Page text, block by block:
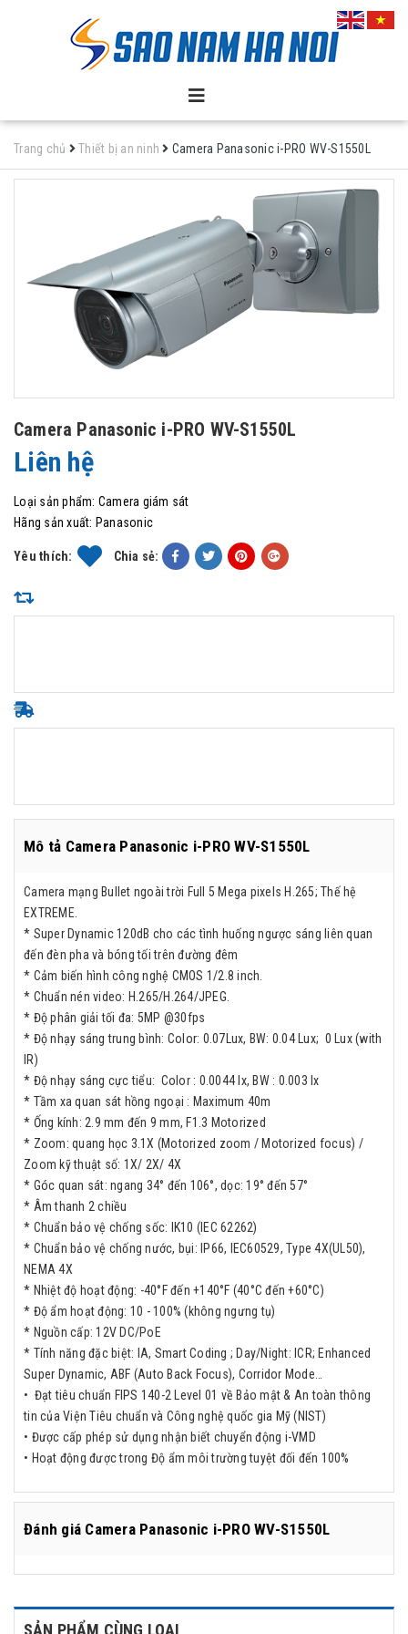
Trang chủ Thiết bị an ninh Camera Panasonic i-PRO WV-S1550L
Camera Panasonic i-PRO WV-S1550L
Liên hệ
Loại sản phẩm: Camera giám sát
Hãng sản xuất: Panasonic
Yêu thích: Chia sẻ:
Mô tả Camera Panasonic i-PRO WV-S1550L
Camera mạng Bullet ngoài trời Full 5 Mega pixels H.265; Thế hệ
EXTREME.
* Super Dynamic 120dB cho các tình huống ngược sáng liên quan
đến đèn pha và bóng tối trên đường đêm
* Cảm biến hình công nghệ CMOS 1/2.8 inch.
* Chuẩn nén video: H.265/H.264/JPEG.
* Độ phân giải tối đa: 5MP @30fps
* Độ nhạy sáng trung bình: Color: 0.07Lux, BW: 0.04 Lux; 0 Lux (with
IR)
* Độ nhạy sáng cực tiểu: Color : 0.0044 lx, BW : 0.003 lx
* Tầm xa quan sát hồng ngoại : Maximum 40m
* Ống kính: 2.9 mm đến 9 mm, F1.3 Motorized
* Zoom: quang học 3.1X (Motorized zoom / Motorized focus) /
Zoom kỹ thuật số: 1X/ 2X/ 4X
* Góc quan sát: ngang 34° đến 106°, dọc: 19° đến 57°
* Âm thanh 2 chiều
* Chuẩn bảo vệ chống sốc: IK10 (IEC 62262)
* Chuẩn bảo vệ chống nước, bụi: IP66, IEC60529, Type 4X(UL50),
NEMA 4X
* Nhiệt độ hoạt động: -40°F đến +140°F (40°C đến +60°C)
* Độ ẩm hoạt động: 10 - 100% (không ngưng tụ)
* Nguồn cấp: 12V DC/PoE
* Tính năng đặc biệt: IA, Smart Coding ; Day/Night: ICR; Enhanced
Super Dynamic, ABF (Auto Back Focus), Corridor Mode…
• Đạt tiêu chuẩn FIPS 140-2 Level 01 về Bảo mật & An toàn thông
tin của Viện Tiêu chuẩn và Công nghệ quốc gia Mỹ (NIST)
• Được cấp phép sử dụng nhận biết chuyển động i-VMD
• Hoạt động được trong Độ ẩm môi trường tuyệt đối đến 100%
Đánh giá Camera Panasonic i-PRO WV-S1550L